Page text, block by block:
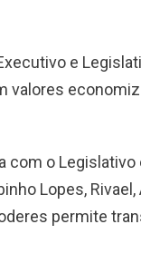
e
com o Legislativo
Lopes, Rivael,
permite